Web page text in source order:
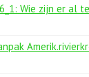
Wie zijn er al